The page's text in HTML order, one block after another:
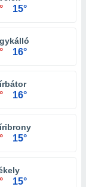
15°
16°
16°
15°
15°